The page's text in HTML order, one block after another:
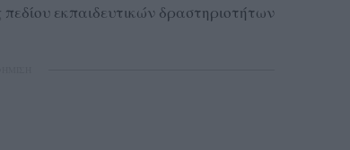
εκπαιδευτικών δραστηριοτήτων